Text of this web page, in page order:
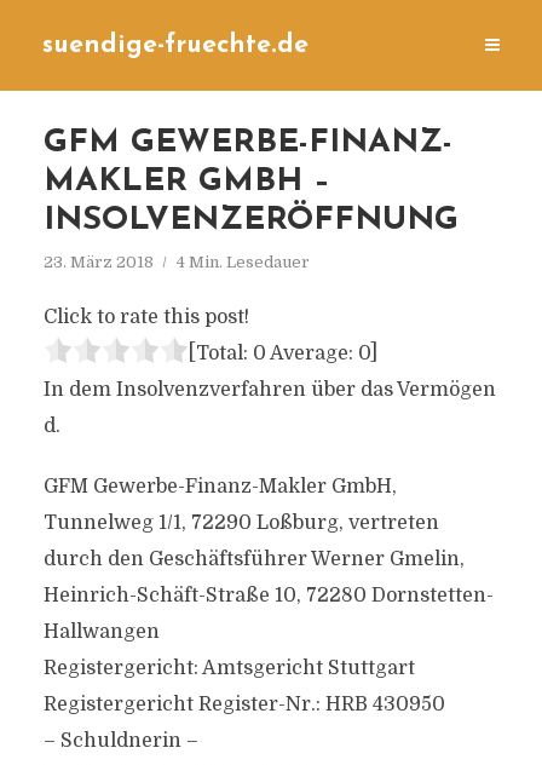
suendige-fruechte.de
GFM GEWERBE-FINANZ-
MAKLER GMBH –
INSOLVENZERÖFFNUNG
23. März 2018 4 Min. Lesedauer
Click to rate this post!
[Total: 0 Average: 0]
In dem Insolvenzverfahren über das Vermögen
d.
GFM Gewerbe-Finanz-Makler GmbH,
Tunnelweg 1/1, 72290 Loßburg, vertreten
durch den Geschäftsführer Werner Gmelin,
Heinrich-Schäft-Straße 10, 72280 Dornstetten-
Hallwangen
Registergericht: Amtsgericht Stuttgart
Registergericht Register-Nr.: HRB 430950
– Schuldnerin –